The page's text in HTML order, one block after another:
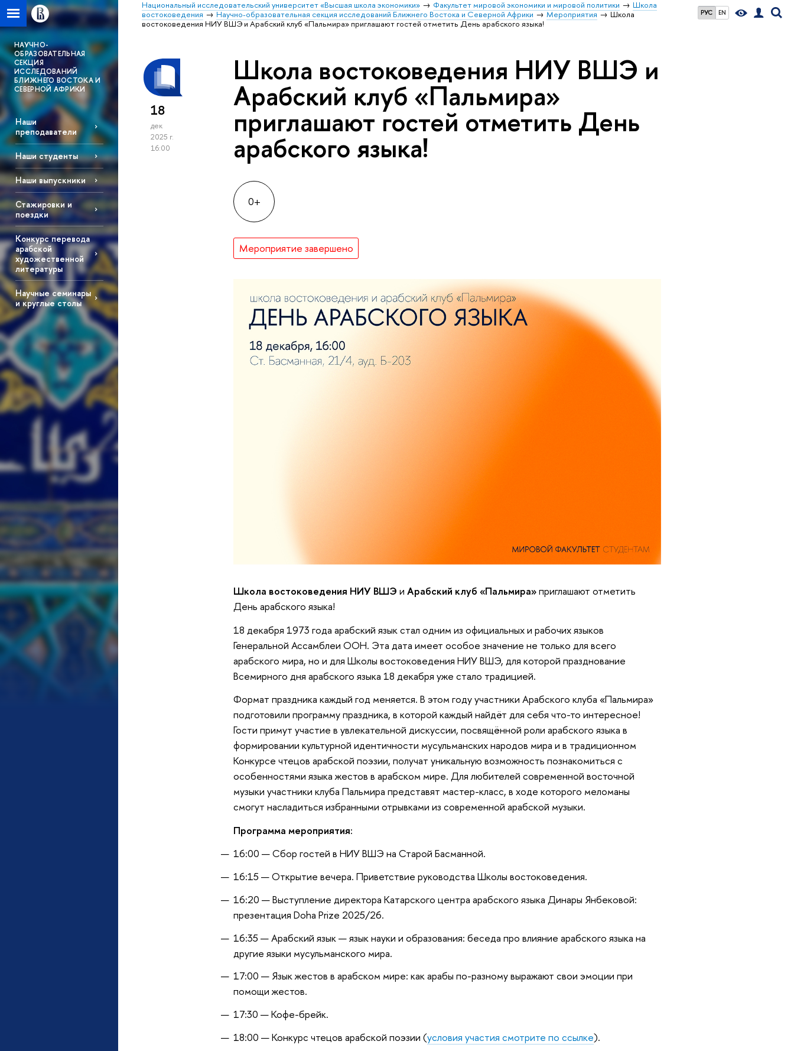
РУС EN
Национальный исследовательский университет «Высшая школа экономики» Факультет мировой экономики и мировой политики
Школа
востоковедения
Научно-образовательная секция исследований Ближнего Востока и Северной Африки Мероприятия
Школа
востоковедения НИУ ВШЭ и Арабский клуб «Пальмира» приглашают гостей отметить День арабского языка!
НАУЧНО-
ОБРАЗОВАТЕЛЬНАЯ
СЕКЦИЯ
ИССЛЕДОВАНИЙ
БЛИЖНЕГО ВОСТОКА И
СЕВЕРНОЙ АФРИКИ
Наши
преподаватели
Наши студенты
Наши выпускники
Стажировки и
поездки
Конкурс перевода
арабской
художественной
литературы
Научные семинары
и круглые столы
18
дек
2025 г.
16:00
Школа востоковедения НИУ ВШЭ и
Арабский клуб «Пальмира»
приглашают гостей отметить День
арабского языка!
0+
Мероприятие завершено
Школа востоковедения НИУ ВШЭ иАрабский клуб «Пальмира»приглашают отметить
День арабского языка!
18 декабря 1973 года арабский язык стал одним из официальных и рабочих языков
Генеральной Ассамблеи ООН. Эта дата имеет особое значение не только для всего
арабского мира, но и для Школы востоковедения НИУ ВШЭ, для которой празднование
Всемирного дня арабского языка 18 декабря уже стало традицией.
Формат праздника каждый год меняется. В этом году участники Арабского клуба «Пальмира»
подготовили программу праздника, в которой каждый найдёт для себя что-то интересное!
Гости примут участие в увлекательной дискуссии, посвящённой роли арабского языка в
формировании культурной идентичности мусульманских народов мира и в традиционном
Конкурсе чтецов арабской поэзии, получат уникальную возможность познакомиться с
особенностями языка жестов в арабском мире. Для любителей современной восточной
музыки участники клуба Пальмира представят мастер-класс, в ходе которого меломаны
смогут насладиться избранными отрывками из современной арабской музыки.
Программа мероприятия:
16:00 — Сбор гостей в НИУ ВШЭ на Старой Басманной.
16:15 — Открытие вечера. Приветствие руководства Школы востоковедения.
16:20 — Выступление директора Катарского центра арабского языка Динары Янбековой:
презентация Doha Prize 2025/26.
16:35 — Арабский язык — язык науки и образования: беседа про влияние арабского языка на
другие языки мусульманского мира.
17:00 — Язык жестов в арабском мире: как арабы по-разному выражают свои эмоции при
помощи жестов.
17:30 — Кофе-брейк.
18:00 — Конкурс чтецов арабской поэзии (условия участия смотрите по ссылке).